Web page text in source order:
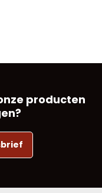
producten